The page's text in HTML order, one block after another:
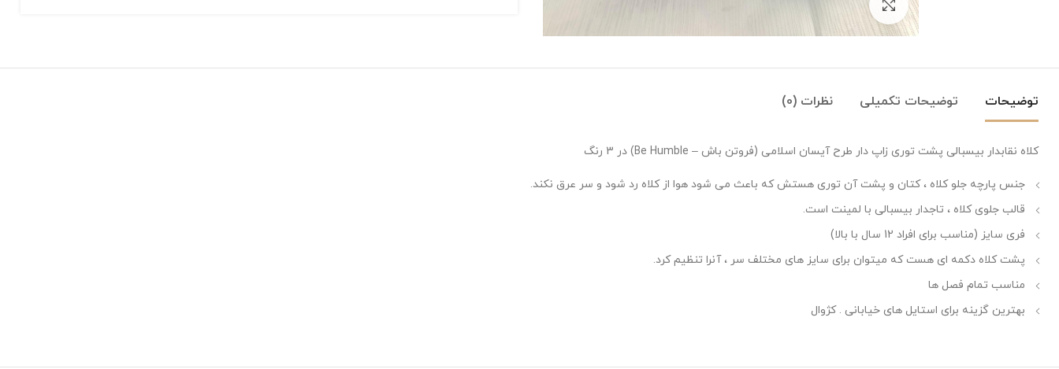
توضیحات توضیحات تکمیلی نظرات (0)
کلاه نقابدار بیسبالی پشت توری زاپ دار طرح آیسان اسلامی (فروتن باش – Be Humble) در 3 رنگ
جنس پارچه جلو کلاه ، کتان و پشت آن توری هستش که باعث می شود هوا از کلاه رد شود و سر عرق نکند.
قالب جلوی کلاه ، تاجدار بیسبالی با لمینت است.
فری سایز (مناسب برای افراد 12 سال با بالا)
پشت کلاه دکمه ای هست که میتوان برای سایز های مختلف سر ، آنرا تنظیم کرد.
مناسب تمام فصل ها
بهترین گزینه برای استایل های خیابانی . کژوال